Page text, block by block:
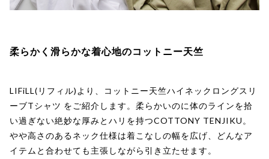
柔らかく滑らかな着心地のコットニー天竺
LIFiLL(リフィル)より、コットニー天竺ハイネックロングスリ
ーブTシャツ をご紹介します。柔らかいのに体のラインを拾
い過ぎない絶妙な厚みとハリを持つCOTTONY TENJIKU。
やや高さのあるネック仕様は着こなしの幅を広げ、どんなア
イテムと合わせても主張しながら引き立たせます。